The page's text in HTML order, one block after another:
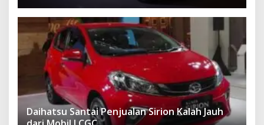
Daihatsu Santai Penjualan Sirion Kalah Jauh